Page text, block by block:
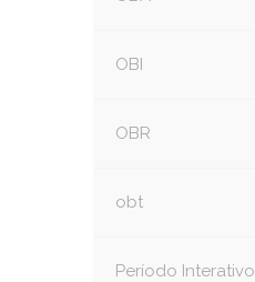
OBI
OBR
obt
Período Interativo